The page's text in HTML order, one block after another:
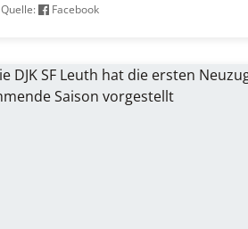
Quelle: Facebook